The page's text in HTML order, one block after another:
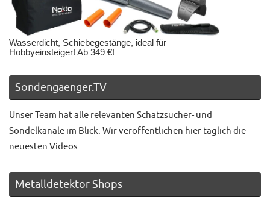
Wasserdicht, Schiebegestänge, ideal für
Hobbyeinsteiger! Ab 349 €!
Sondengaenger.TV
Unser Team hat alle relevanten Schatzsucher- und
Sondelkanäle im Blick. Wir veröffentlichen hier täglich die
neuesten Videos.
Metalldetektor Shops